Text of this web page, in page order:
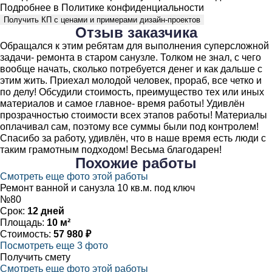
Подробнее в Политике конфиденциальности
Получить КП с ценами и примерами дизайн-проектов
Отзыв заказчика
Обращался к этим ребятам для выполнения суперсложной
задачи- ремонта в старом санузле. Толком не знал, с чего
вообще начать, сколько потребуется денег и как дальше с
этим жить. Приехал молодой человек, прораб, все четко и
по делу! Обсудили стоимость, преимущество тех или иных
материалов и самое главное- время работы! Удивлён
прозрачностью стоимости всех этапов работы! Материалы
оплачивал сам, поэтому все суммы были под контролем!
Спасибо за работу, удивлён, что в наше время есть люди с
таким грамотным подходом! Весьма благодарен!
Похожие работы
Смотреть еще фото этой работы
Ремонт ванной и санузла 10 кв.м. под ключ
№80
Срок: 12 дней
Площадь: 10 м²
Стоимость: 57 980 ₽
Посмотреть еще 3 фото
Получить смету
Смотреть еще фото этой работы